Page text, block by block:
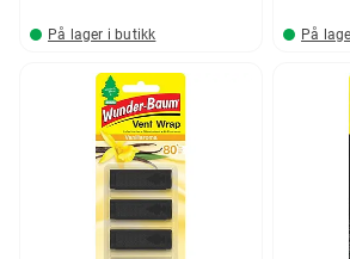
På lager i butikk På